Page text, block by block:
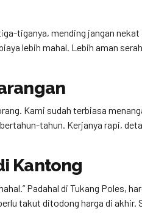
tiganya, mending jangan
lebih mahal. Lebih aman
Kami sudah terbiasa
tahun. Kerjanya rapi,
Kantong
Padahal di Tukang Poles,
takut ditodong harga di akhir.